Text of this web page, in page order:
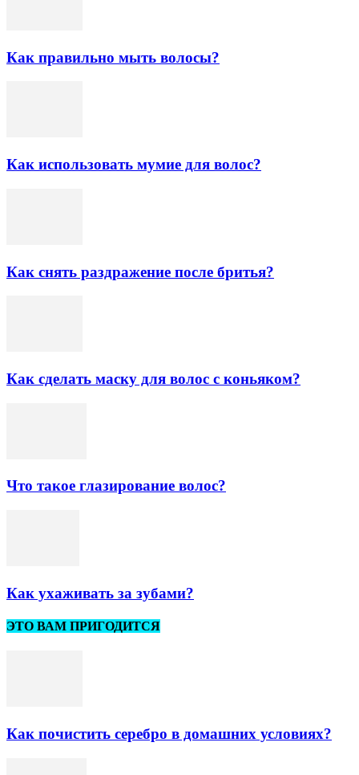
Как правильно мыть волосы?
Как использовать мумие для волос?
Как снять раздражение после бритья?
Как сделать маску для волос с коньяком?
Что такое глазирование волос?
Как ухаживать за зубами?
ЭТО ВАМ ПРИГОДИТСЯ
Как почистить серебро в домашних условиях?